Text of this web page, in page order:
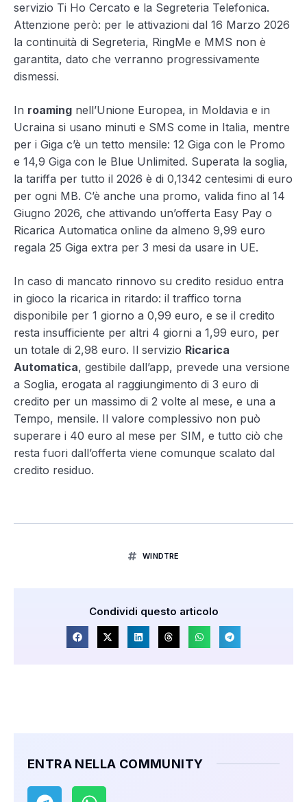
servizio Ti Ho Cercato e la Segreteria Telefonica.
Attenzione però: per le attivazioni dal 16 Marzo 2026
la continuità di Segreteria, RingMe e MMS non è
garantita, dato che verranno progressivamente
dismessi.
In roaming nell’Unione Europea, in Moldavia e in
Ucraina si usano minuti e SMS come in Italia, mentre
per i Giga c’è un tetto mensile: 12 Giga con le Promo
e 14,9 Giga con le Blue Unlimited. Superata la soglia,
la tariffa per tutto il 2026 è di 0,1342 centesimi di euro
per ogni MB. C’è anche una promo, valida fino al 14
Giugno 2026, che attivando un’offerta Easy Pay o
Ricarica Automatica online da almeno 9,99 euro
regala 25 Giga extra per 3 mesi da usare in UE.
In caso di mancato rinnovo su credito residuo entra
in gioco la ricarica in ritardo: il traffico torna
disponibile per 1 giorno a 0,99 euro, e se il credito
resta insufficiente per altri 4 giorni a 1,99 euro, per
un totale di 2,98 euro. Il servizio Ricarica
Automatica, gestibile dall’app, prevede una versione
a Soglia, erogata al raggiungimento di 3 euro di
credito per un massimo di 2 volte al mese, e una a
Tempo, mensile. Il valore complessivo non può
superare i 40 euro al mese per SIM, e tutto ciò che
resta fuori dall’offerta viene comunque scalato dal
credito residuo.
WINDTRE
Condividi questo articolo
ENTRA NELLA COMMUNITY